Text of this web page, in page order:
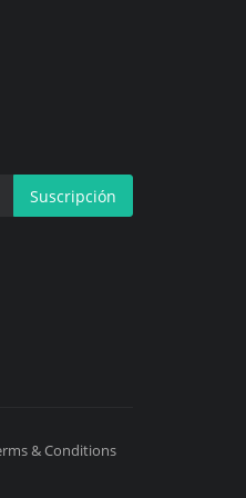
Suscripción
& Conditions